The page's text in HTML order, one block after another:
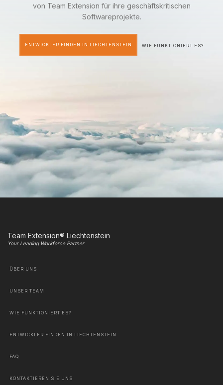
von Team Extension für ihre geschäftskritischen
Softwareprojekte.
ENTWICKLER FINDEN IN LIECHTENSTEIN WIE FUNKTIONIERT ES?
Team Extension® Liechtenstein
Your Leading Workforce Partner
ÜBER UNS
UNSER TEAM
WIE FUNKTIONIERT ES?
ENTWICKLER FINDEN IN LIECHTENSTEIN
FAQ
KONTAKTIEREN SIE UNS